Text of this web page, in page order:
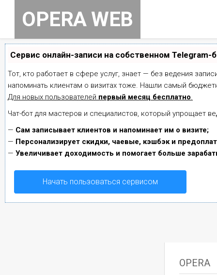
contentOPERA WEB
Сервис онлайн-записи на собственном Telegram-
Тот, кто работает в сфере услуг, знает — без ведения
напоминать клиентам о визитах тоже. Нашли самый
Для новых пользователей первый месяц бесплатно.
Чат-бот для мастеров и специалистов, который упрощает
— Сам записывает клиентов и напоминает им о визите;
— Персонализирует скидки, чаевые, кэшбэк и
— Увеличивает доходимость и помогает больше
Начать пользоваться сервисом
OPERA